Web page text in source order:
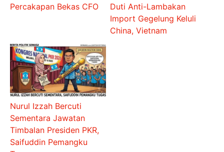
Percakapan Bekas CFO
Duti Anti-Lambakan
Import Gegelung Keluli
China, Vietnam
Nurul Izzah Bercuti
Sementara Jawatan
Timbalan Presiden PKR,
Saifuddin Pemangku